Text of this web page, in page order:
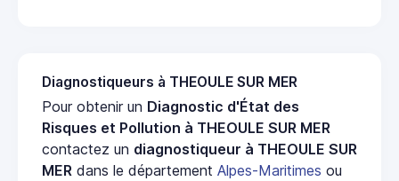
Diagnostiqueurs à THEOULE SUR MER
Pour obtenir un Diagnostic d'État des
Risques et Pollution à THEOULE SUR MER
contactez un diagnostiqueur à THEOULE SUR
MER dans le département Alpes-Maritimes ou